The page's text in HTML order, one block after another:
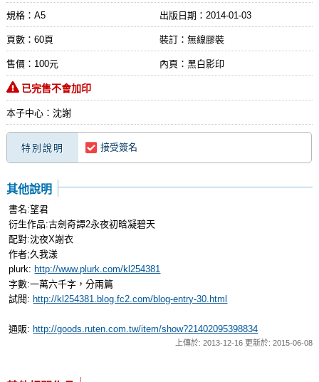
規格：A5 出版日期： 2014-01-03
頁數：60頁 裝訂：無線膠裝
售價：100元 內頁：黑白影印
已完售不會加印
本子中心：沈謝
特別說明 接受簽名
其他說明
書名:望君
衍生作品:古劍奇譚2永夜初晗凝碧天
配對:沈夜X謝衣
作者;久我漾
plurk: http://www.plurk.com/kl254381
字數:一萬六千字，分兩篇
試閱: http://kl254381.blog.fc2.com/blog-entry-30.html
通販: http://goods.ruten.com.tw/item/show?21402095398834
上傳於: 2013-12-16 更新於: 2015-06-08